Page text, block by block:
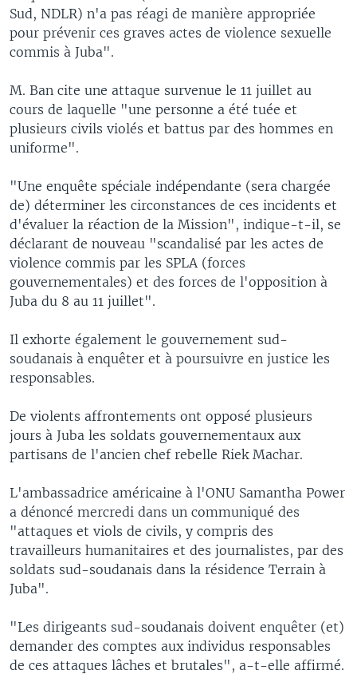
Sud, NDLR) n'a pas réagi de manière appropriée
pour prévenir ces graves actes de violence sexuelle
commis à Juba".
M. Ban cite une attaque survenue le 11 juillet au
cours de laquelle "une personne a été tuée et
plusieurs civils violés et battus par des hommes en
uniforme".
"Une enquête spéciale indépendante (sera chargée
de) déterminer les circonstances de ces incidents et
d'évaluer la réaction de la Mission", indique-t-il, se
déclarant de nouveau "scandalisé par les actes de
violence commis par les SPLA (forces
gouvernementales) et des forces de l'opposition à
Juba du 8 au 11 juillet".
Il exhorte également le gouvernement sud-
soudanais à enquêter et à poursuivre en justice les
responsables.
De violents affrontements ont opposé plusieurs
jours à Juba les soldats gouvernementaux aux
partisans de l'ancien chef rebelle Riek Machar.
L'ambassadrice américaine à l'ONU Samantha Power
a dénoncé mercredi dans un communiqué des
"attaques et viols de civils, y compris des
travailleurs humanitaires et des journalistes, par des
soldats sud-soudanais dans la résidence Terrain à
Juba".
"Les dirigeants sud-soudanais doivent enquêter (et)
demander des comptes aux individus responsables
de ces attaques lâches et brutales", a-t-elle affirmé.